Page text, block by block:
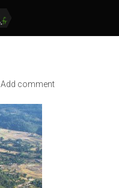
Add comment